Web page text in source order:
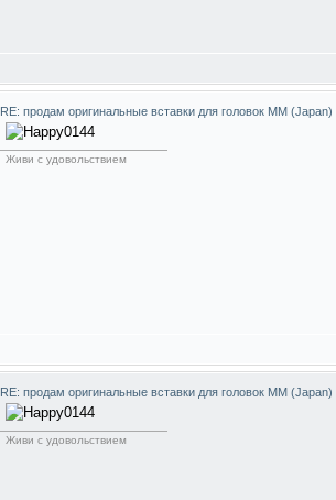
RE: продам оригинальные вставки для головок ММ (Japan)
Живи с удовольствием
RE: продам оригинальные вставки для головок ММ (Japan)
Живи с удовольствием